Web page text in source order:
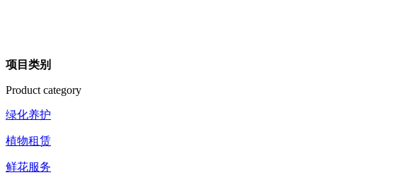
项目类别
Product category
绿化养护
植物租赁
鲜花服务